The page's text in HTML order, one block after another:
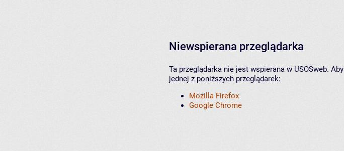
Niewspierana przeglądarka
Ta przeglądarka nie jest wspierana w USOSweb.
jednej z poniższych przeglądarek:
Mozilla Firefox
Google Chrome